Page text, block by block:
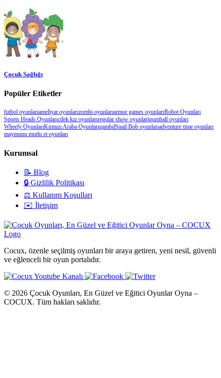
Çocuk Sağlığı
Popüler Etiketler
futbol oyunlarıameliyat oyunlarızombi oyunlarıarmor games oyunlarıRobot Oyunları
Sports Heads Oyunlarıçilek kız oyunlarıregular show oyunlarigumball oyunları
Wheely OyunlarıKırmızı Araba OyunlarıgambılSnail Bob oyunlarıadventure time oyunları
maymunu mutlu et oyunları
Kurumsal
📝 Blog
🔒 Gizlilik Politikası
⚖️ Kullanım Koşulları
✉️ İletişim
Cocux, özenle seçilmiş oyunları bir araya getiren, yeni nesil, güvenli
ve eğlenceli bir oyun portalıdır.
© 2026 Çocuk Oyunları, En Güzel ve Eğitici Oyunlar Oyna –
COCUX. Tüm hakları saklıdır.